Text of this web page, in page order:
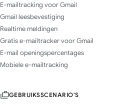
E-mailtracking voor Gmail
Gmail leesbevestiging
Realtime meldingen
Gratis e-mailtracker voor Gmail
E-mail openingspercentages
Mobiele e-mailtracking
GEBRUIKSSCENARIO'S